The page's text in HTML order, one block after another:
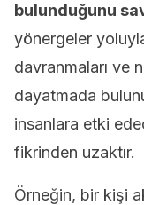
bulunduğunu
yönergeler
davranmaları ve
dayatmada
insanlara etki
fikrinden uzaktır.
Örneğin, bir kişi